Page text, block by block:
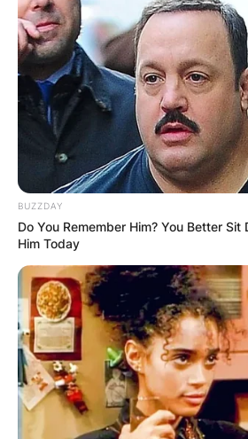
BUZZDAY
Do You Remember Him? You Better Sit
Him Today